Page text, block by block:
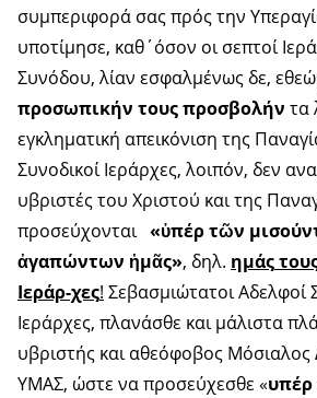
συμπεριφορά σας πρός την
υποτίμησε, καθ΄όσον οι σεπτοί
Συνόδου, λίαν εσφαλμένως δε,
προσωπικήν τους προσβολήν τα
εγκληματική απεικόνιση της
Συνοδικοί Ιεράρχες, λοιπόν, δεν
υβριστές του Χριστού και της
προσεύχονται «ὑπέρ τῶν
ἀγαπώντων ἡμᾶς», δηλ. ημάς
Ιεράρ-χες! Σεβασμιώτατοι Αδελφοί
Ιεράρχες, πλανάσθε και μάλιστα
υβριστής και αθεόφοβος
ΥΜΑΣ, ώστε να προσεύχεσθε «